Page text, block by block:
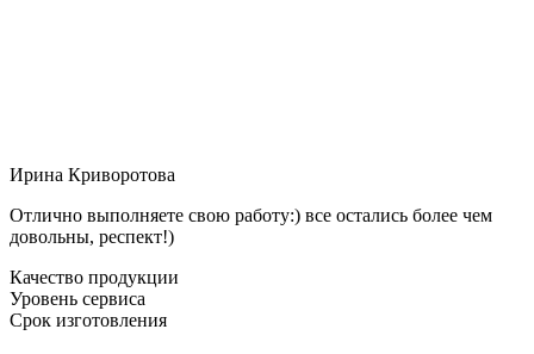
Ирина Криворотова
Отлично выполняете свою работу:) все остались более чем
довольны, респект!)
Качество продукции
Уровень сервиса
Срок изготовления